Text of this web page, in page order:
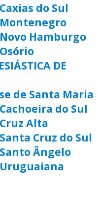
do Sul
Hamburgo
DE
de Santa Maria
do Sul
Alta
Cruz do Sul
Ângelo